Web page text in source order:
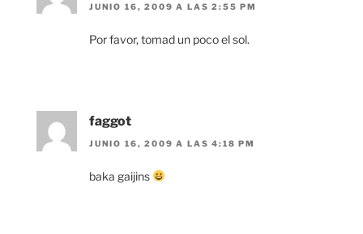
JUNIO 16, 2009 A LAS 2:55 PM
Por favor, tomad un poco el sol.
faggot
JUNIO 16, 2009 A LAS 4:18 PM
baka gaijins